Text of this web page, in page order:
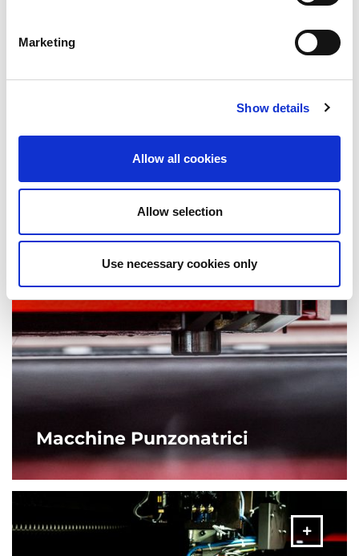
Marketing
Show details
Allow all cookies
Allow selection
Use necessary cookies only
AMADA offre un’ampia gamma di macchine fibra per il
Macchine Punzonatrici
La gamma di punzonatrici elettriche AMADA, permette di
eseguire un’ampia gamma di lavorazioni diverse, dalle
deformazioni alle filettature.
ALTRO